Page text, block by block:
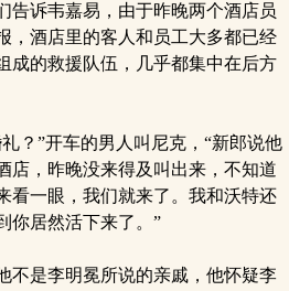
诉韦嘉易，由于昨晚两个酒店员
，酒店里的客人和员工大多都已经
成的救援队伍，几乎都集中在后方
？”开车的男人叫尼克，“新郎说他
店，昨晚没来得及叫出来，不知道
看一眼，我们就来了。我和沃特还
你居然活下来了。”
是李明冕所说的亲戚，他怀疑李